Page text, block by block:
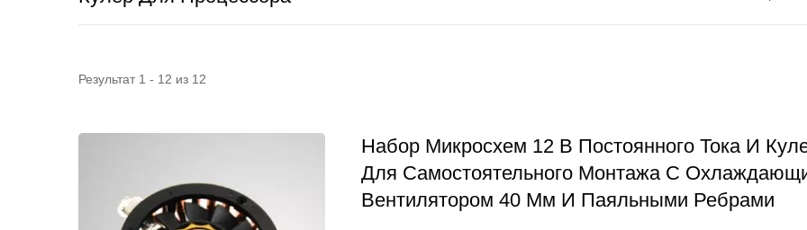
Результат 1 - 12 из 12
Набор Микросхем 12 В Постоянного Тока И
Для Самостоятельного Монтажа С
Вентилятором 40 Мм И Паяльными Ребрами
Водонепроницаемый
Вентилятор
Вентилятор На